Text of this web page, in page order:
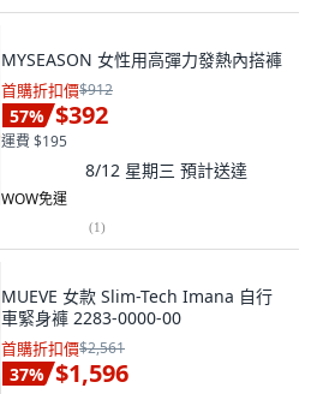
MYSEASON 女性用高彈力發熱內搭褲
首購折扣價$912
57% $392
運費 $195
8/12 星期三 預計送達
WOW免運
(1)
MUEVE 女款 Slim-Tech Imana 自行
車緊身褲 2283-0000-00
首購折扣價$2,561
37% $1,596